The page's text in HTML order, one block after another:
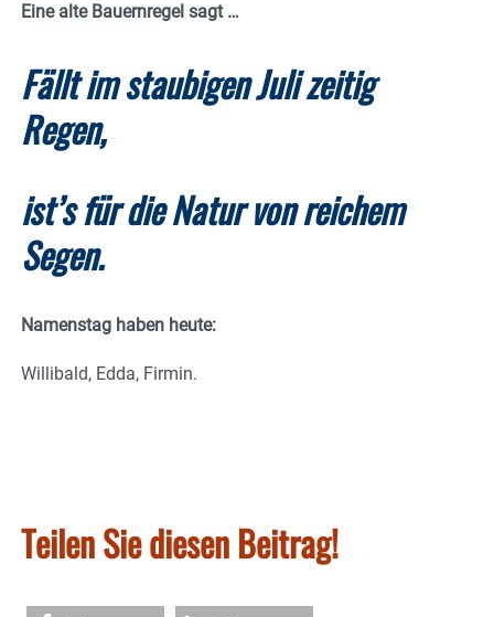
Eine alte Bauernregel sagt …
Fällt im staubigen Juli zeitig
Regen,
ist’s für die Natur von reichem
Segen.
Namenstag haben heute:
Willibald, Edda, Firmin.
Teilen Sie diesen Beitrag!